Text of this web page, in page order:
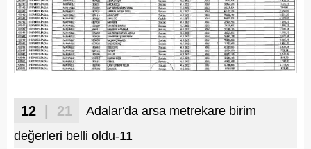
12 | 21
Adalar'da arsa metrekare birim
değerleri belli oldu-11